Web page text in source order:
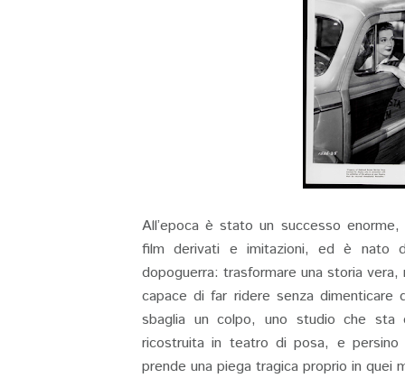
All’epoca è stato un successo
film derivati e imitazioni, ed è nato
dopoguerra: trasformare una storia
capace di far ridere senza dimenticare
sbaglia un colpo, uno studio che sta
ricostruita in teatro di posa, e persino
prende una piega tragica proprio in quei